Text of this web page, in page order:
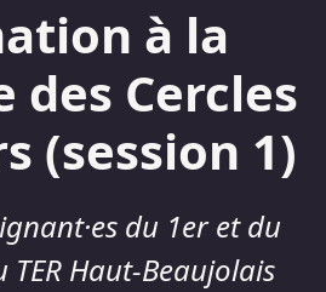
à la
des Cercles
(session 1)
du 1er et du
Haut-Beaujolais